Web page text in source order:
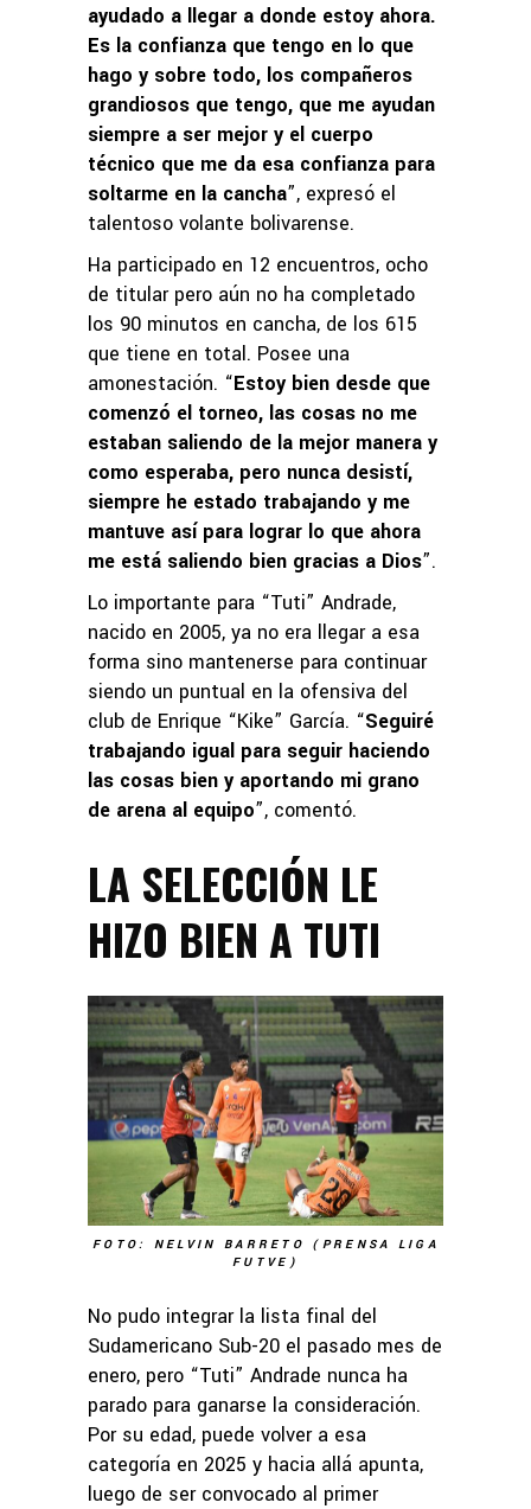
ayudado a llegar a donde estoy ahora.
Es la confianza que tengo en lo que
hago y sobre todo, los compañeros
grandiosos que tengo, que me ayudan
siempre a ser mejor y el cuerpo
técnico que me da esa confianza para
soltarme en la cancha”, expresó el
talentoso volante bolivarense.
Ha participado en 12 encuentros, ocho
de titular pero aún no ha completado
los 90 minutos en cancha, de los 615
que tiene en total. Posee una
amonestación. “Estoy bien desde que
comenzó el torneo, las cosas no me
estaban saliendo de la mejor manera y
como esperaba, pero nunca desistí,
siempre he estado trabajando y me
mantuve así para lograr lo que ahora
me está saliendo bien gracias a Dios”.
Lo importante para “Tuti” Andrade,
nacido en 2005, ya no era llegar a esa
forma sino mantenerse para continuar
siendo un puntual en la ofensiva del
club de Enrique “Kike” García. “Seguiré
trabajando igual para seguir haciendo
las cosas bien y aportando mi grano
de arena al equipo”, comentó.
LA SELECCIÓN LE
HIZO BIEN A TUTI
FOTO: NELVIN BARRETO (PRENSA LIGA
FUTVE)
No pudo integrar la lista final del
Sudamericano Sub-20 el pasado mes de
enero, pero “Tuti” Andrade nunca ha
parado para ganarse la consideración.
Por su edad, puede volver a esa
categoría en 2025 y hacia allá apunta,
luego de ser convocado al primer